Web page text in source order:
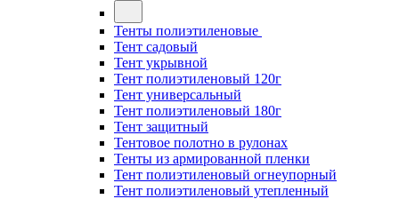
Тенты полиэтиленовые
Тент садовый
Тент укрывной
Тент полиэтиленовый 120г
Тент универсальный
Тент полиэтиленовый 180г
Тент защитный
Тентовое полотно в рулонах
Тенты из армированной пленки
Тент полиэтиленовый огнеупорный
Тент полиэтиленовый утепленный